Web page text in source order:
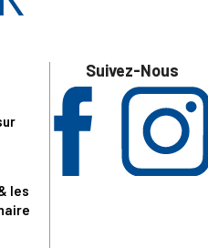
les
Suivez-Nous